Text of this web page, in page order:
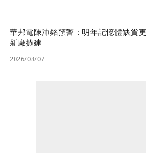
華邦電陳沛銘預警：明年記憶體缺貨
新廠擴建
2026/08/07